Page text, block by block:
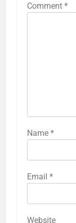
Comment *
Name *
Email *
Website